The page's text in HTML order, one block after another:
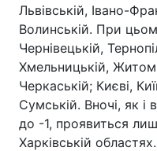
Львівській, Івано-
Волинській. При
Чернівецькій,
Хмельницькій,
Черкаській; Києві,
Сумській. Вночі, як і
до -1, проявиться
Харківській